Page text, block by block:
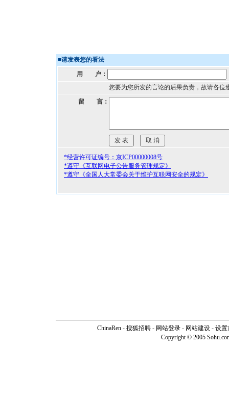
■请发表您的看法
用 户：
您要为您所发的言论的后果负责，故请各位
留 言：
*经营许可证编号：京ICP00000008号
*遵守《互联网电子公告服务管理规定》
*遵守《全国人大常委会关于维护互联网安全的规定》
ChinaRen - 搜狐招聘 - 网站登录 - 网站建设 - 设置
Copyright © 2005